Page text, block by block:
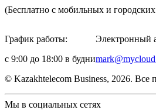
(Бесплатно с мобильных и
График работы:
с 9:00 до 18:00 в будни
Электронный
© Kazakhtelecom Business, 2026. Все
Мы в социальных сетях